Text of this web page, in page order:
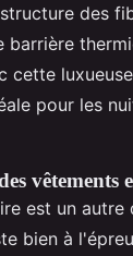
des
barrière
cette
pour les
vêtements
est un
bien à